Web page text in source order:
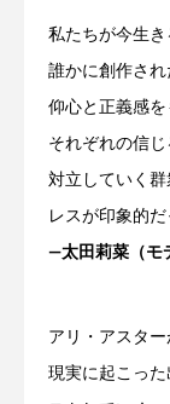
私たちが今生
誰かに創作さ
仰心と正義感
それぞれの信
対立していく
レスが印象的だ
―太田莉菜（モ
アリ・アスター
現実に起こっ